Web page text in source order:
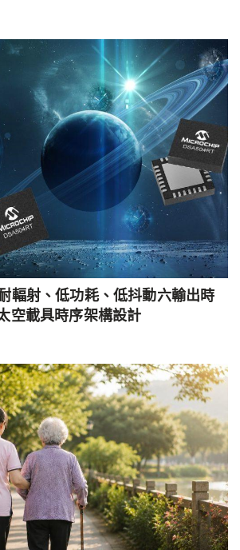
輻射、低功耗、低抖動六輸出時
空載具時序架構設計